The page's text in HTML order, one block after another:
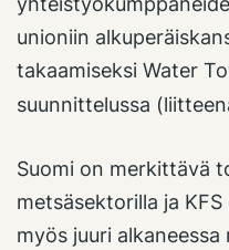
unioniin
takaamiseksi Water
suunnittelussa
Suomi on merkittävä
metsäsektorilla ja
myös juuri